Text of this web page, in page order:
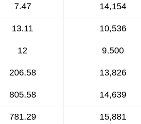
7.47 14,154
13.11 10,536
12 9,500
206.58 13,826
805.58 14,639
781.29 15,881